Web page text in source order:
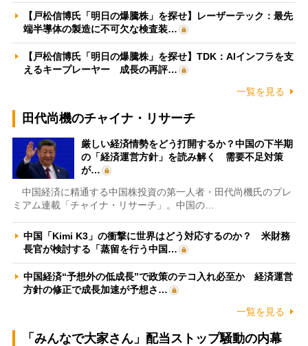
【戸松信博氏「明日の爆騰株」を探せ】レーザーテック：最先
端半導体の製造に不可欠な検査装…
【戸松信博氏「明日の爆騰株」を探せ】TDK：AIインフラを支
えるキープレーヤー 成長の再評…
一覧を見る
田代尚機のチャイナ・リサーチ
厳しい経済情勢をどう打開するか？中国の下半期
の「経済運営方針」を読み解く 需要不足対策
が…
中国経済に精通する中国株投資の第一人者・田代尚機氏のプレ
ミアム連載「チャイナ・リサーチ」。中国の…
中国「Kimi K3」の衝撃に世界はどう対応するのか？ 米財務
長官が検討する「蒸留を行う中国…
中国経済“予想外の低成長”で政策のテコ入れ必至か 経済運営
方針の修正で成長加速が予想さ…
一覧を見る
「みんなで大家さん」配当ストップ騒動の内幕